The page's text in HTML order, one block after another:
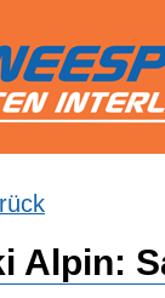
Alpin: